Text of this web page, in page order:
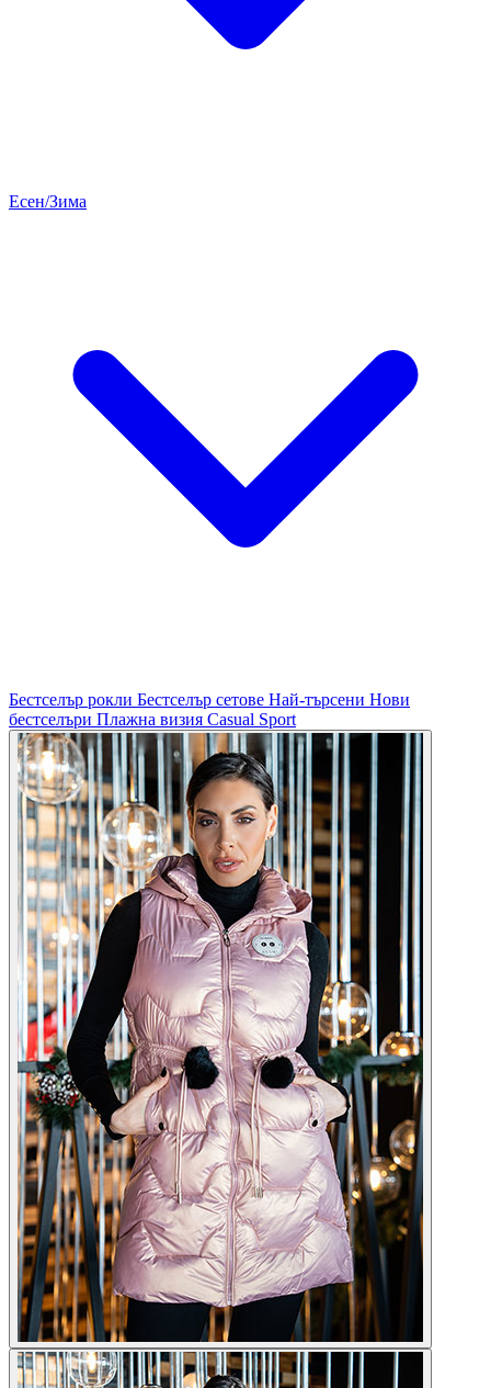
Есен/Зима
Бестселър рокли Бестселър сетове Най-търсени Нови
бестселъри Плажна визия Casual Sport